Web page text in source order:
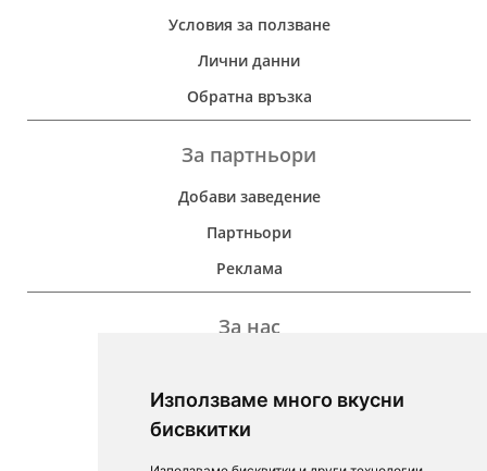
Използваме много вкусни
бисвкитки
Условия за ползване
Лични данни
Обратна връзка
За партньори
Добави заведение
Партньори
Реклама
За нас
Контакти
For Investors